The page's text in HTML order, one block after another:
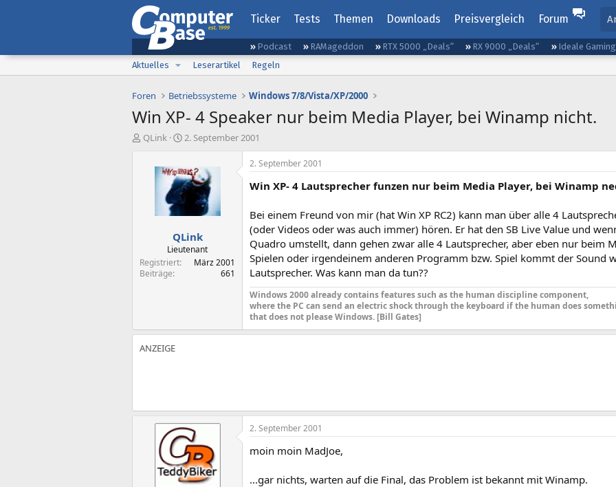
Ticker Tests Themen Downloads Preisvergleich Forum
Podcast RAMageddon RTX 5000 „Deals“ RX 9000 „Deals“ Ideale
Aktuelles
Leserartikel Regeln
Foren Betriebssysteme Windows 7/8/Vista/XP/2000
Win XP- 4 Speaker nur beim Media Player, bei Winamp nicht.
E
QLink
E
t
e
l
a
m
2. September 2001
QLink
Lieutenant
Registriert
März 2001
Beiträge
661
2. September 2001
Win XP- 4 Lautsprecher funzen nur beim Media Player, bei Winamp
Bei einem Freund von mir (hat Win XP RC2) kann man über alle 4
(oder Videos oder was auch immer) hören. Er hat den SB Live Value und
Quadro umstellt, dann gehen zwar alle 4 Lautsprecher, aber eben nur beim
Spielen oder irgendeinem anderen Programm bzw. Spiel kommt der Sound
Lautsprecher. Was kann man da tun??
Windows 2000 already contains features such as the human discipline component,
where the PC can send an electric shock through the keyboard if the human does
that does not please Windows. [Bill Gates]
2. September 2001
moin moin MadJoe,
...gar nichts, warten auf die Final, das Problem ist bekannt mit Winamp.